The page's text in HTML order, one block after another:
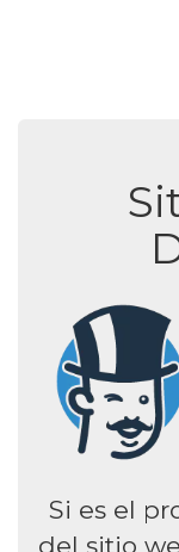
Si es el
del sitio